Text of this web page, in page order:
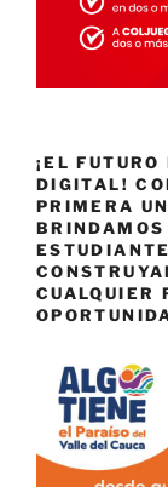
¡EL
DIGITAL!
PRIMERA
CUALQUIER